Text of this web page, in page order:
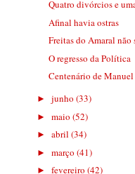
Quatro divórcios e
Afinal havia ostras
Freitas do Amaral não
O regresso da Política
Centenário de
►junho(33)
►maio(52)
►abril(34)
►março(41)
►fevereiro(42)